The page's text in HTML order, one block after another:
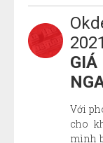
Với
cho
mình